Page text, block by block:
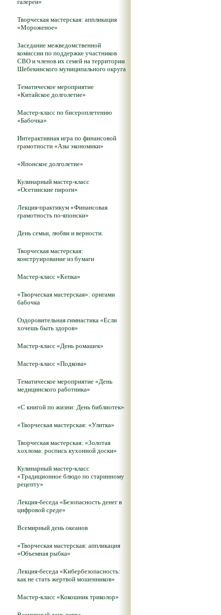
галереи»
Творческая мастерская: аппликация
«Мороженое»
Заседание межведомственной
комиссии по поддержке участников
СВО и членов их семей на территории
Шебекинского муниципального округа
Тематическое мероприятие
«Китайское долголетие»
Мастер-класс по бисероплетению
«Бабочка»
Интерактивная игра по финансовой
грамотности «Азы экономики»
«Японское долголетие»
Кулинарный мастер-класс
«Осетинские пироги»
Лекция-практикум «Финансовая
грамотность по-японски»
День семьи, любви и верности.
Творческая мастерская:
конструирование из бумаги
Мастер-класс «Кепка»
«Творческая мастерская»: оригами
бабочка
Оздоровительная гимнастика «Если
хочешь быть здоров»
Мастер-класс «День ромашек»
Мастер-класс «Подкова»
Тематическое мероприятие «День
медицинского работника»
«С книгой по жизни: День библиотек»
«Творческая мастерская: «Улитка»
Творческая мастерская: «Золотая
хохлома: роспись кухонной доски»
Кулинарный мастер-класс
«Традиционное блюдо по старинному
рецепту»
Лекция-беседа «Безопасность денег в
цифровой среде»
Всемирный день океанов
«Творческая мастерская: аппликация
«Объемная рыбка»
Лекция-беседа «Кибербезопасность:
как не стать жертвой мошенников»
Мастер-класс «Кокошник триколор»